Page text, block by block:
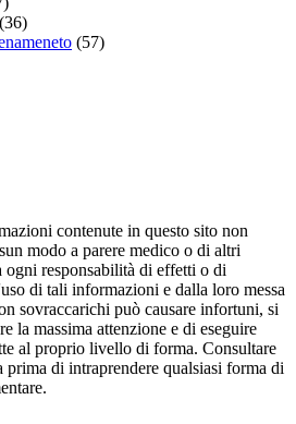
(36)
(57)
contenute in questo sito non
modo a parere medico o di altri
responsabilità di effetti o di
di tali informazioni e dalla loro messa
sovraccarichi può causare infortuni, si
la massima attenzione e di eseguire
al proprio livello di forma. Consultare
di intraprendere qualsiasi forma di